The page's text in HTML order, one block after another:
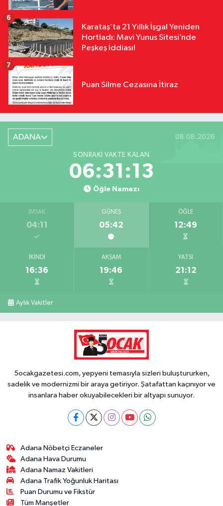
Karataş’ta 21 Yıllık İşgal Yeniden
Hortladı: Mavi Yunus Sitesi’nde
Peşkeş İddiası!
6
Puan Silme Cezasına İtiraz
7
ADANA 08.08.2026
SONRAKI VAKTE KALAN
06:31:12
Öğle Namazı
İMSAK
04:11
GÜNEŞ
05:42
ÖĞLE
12:49
İKINDI
16:36
AKŞAM
19:46
YATSI
21:12
Aylık Vakitler
5ocakgazetesi.com, yepyeni temasıyla sizleri buluştururken,
sadelik ve modernizmi bir araya getiriyor. Şatafattan kaçınıyor ve
insanlara haber okuyabilecekleri bir altyapı sunuyor.
Adana Nöbetçi Eczaneler
Adana Hava Durumu
Adana Namaz Vakitleri
Adana Trafik Yoğunluk Haritası
Puan Durumu ve Fikstür
Tüm Manşetler